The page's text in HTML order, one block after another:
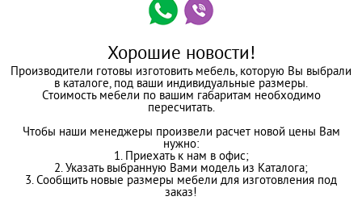
Хорошие новости!
Производители готовы изготовить мебель, которую Вы выбрали
в каталоге, под ваши индивидуальные размеры.
Стоимость мебели по вашим габаритам необходимо
пересчитать.
Чтобы наши менеджеры произвели расчет новой цены Вам
нужно:
1. Приехать к нам в офис;
2. Указать выбранную Вами модель из Каталога;
3. Сообщить новые размеры мебели для изготовления под
заказ!